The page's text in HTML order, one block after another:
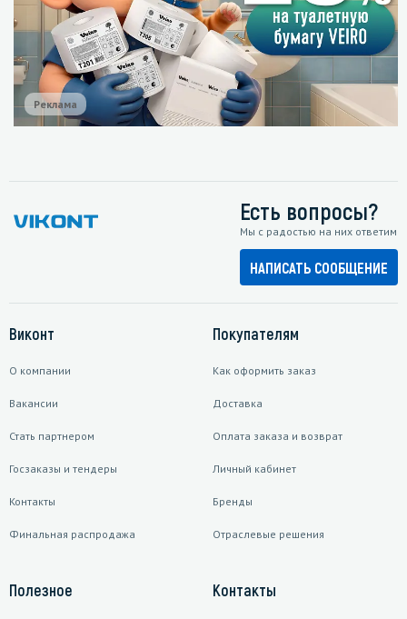
Реклама
Есть вопросы?
Мы с радостью на них ответим
НАПИСАТЬ СООБЩЕНИЕ
Виконт
О компании
Вакансии
Стать партнером
Госзаказы и тендеры
Контакты
Финальная распродажа
Покупателям
Как оформить заказ
Доставка
Оплата заказа и возврат
Личный кабинет
Бренды
Отраслевые решения
Полезное
Контакты